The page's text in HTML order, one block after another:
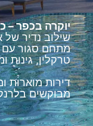
יוקרה בכפר –
שילוב נדיר של
מתחם סגור עם
טרקלין, גינות
דירות מוארות
מבוקשים